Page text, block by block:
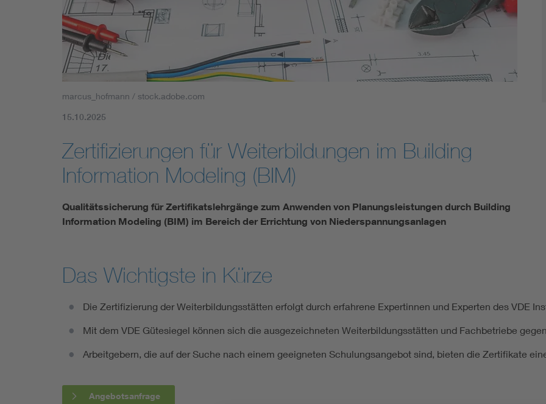
Mobility
Standards
Energy storage
Functional safety
marcus_hofmann / stock.adobe.com
15.10.2025
Zertifizierungen für Weiterbildungen im Building
Information Modeling (BIM)
Qualitätssicherung für Zertifikatslehrgänge zum Anwenden von Planungsleistungen durch Building
Information Modeling (BIM) im Bereich der Errichtung von Niederspannungsanlagen
Das Wichtigste in Kürze
Die Zertifizierung der Weiterbildungsstätten erfolgt durch erfahrene Expertinnen und Experten des VDE
Mit dem VDE Gütesiegel können sich die ausgezeichneten Weiterbildungsstätten und Fachbetriebe
Arbeitgebern, die auf der Suche nach einem geeigneten Schulungsangebot sind, bieten die Zertifikate
Angebotsanfrage